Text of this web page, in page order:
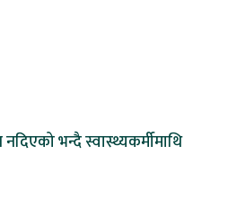
भन्दै स्वास्थ्यकर्मीमाथि